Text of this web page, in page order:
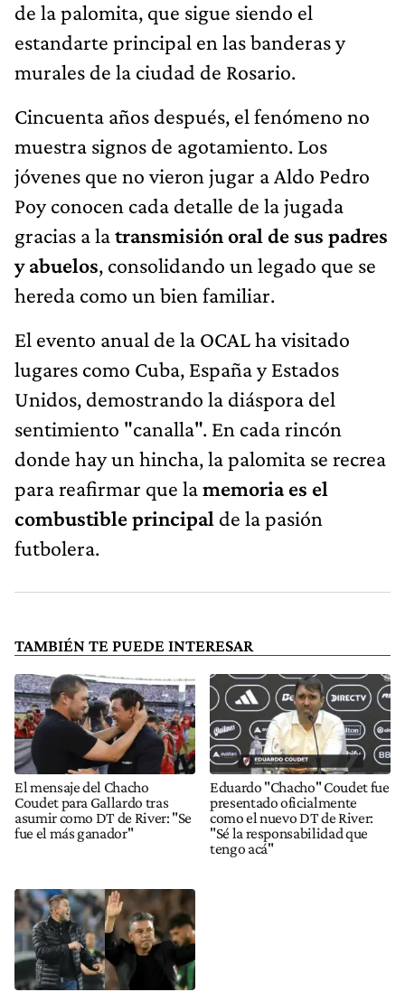
de la palomita, que sigue siendo el
estandarte principal en las banderas y
murales de la ciudad de Rosario.
Cincuenta años después, el fenómeno no
muestra signos de agotamiento. Los
jóvenes que no vieron jugar a Aldo Pedro
Poy conocen cada detalle de la jugada
gracias a latransmisión oral de sus padres
y abuelos, consolidando un legado que se
hereda como un bien familiar.
El evento anual de la OCAL ha visitado
lugares como Cuba, España y Estados
Unidos, demostrando la diáspora del
sentimiento "canalla". En cada rincón
donde hay un hincha, la palomita se recrea
para reafirmar que lamemoria es el
combustible principal de la pasión
futbolera.
TAMBIÉN TE PUEDE INTERESAR
El mensaje del Chacho
Coudet para Gallardo tras
asumir como DT de River: "Se
fue el más ganador"
Eduardo "Chacho" Coudet fue
presentado oficialmente
como el nuevo DT de River:
"Sé la responsabilidad que
tengo acá"